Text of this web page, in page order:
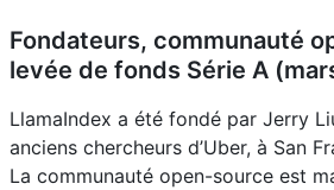
Fondateurs, communauté
levée de fonds Série A
LlamaIndex a été fondé par Jerry
anciens chercheurs d’Uber, à San
La communauté open-source est